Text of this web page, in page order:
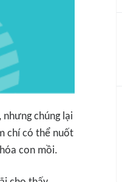
chúng lại
chí có thể nuốt
con mồi.